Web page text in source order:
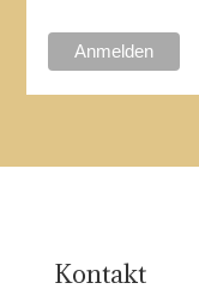
Kontakt